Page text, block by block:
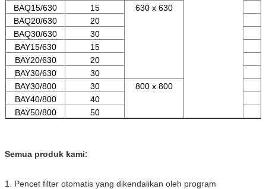
BAQ15/630
15 630 x 630
BAQ20/630
20
BAQ30/630
30
BAY15/630
15
BAY20/630
20
BAY30/630
30
BAY30/800
30 800 x 800
BAY40/800
40
BAY50/800
50
Semua produk kami:
1. Pencet filter otomatis yang dikendalikan oleh program